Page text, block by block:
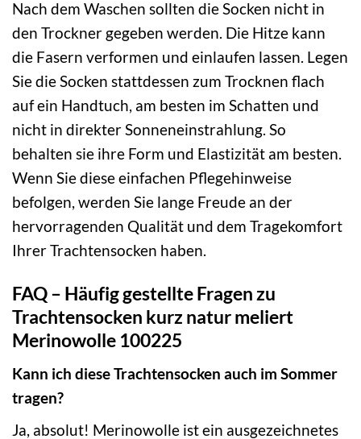
Nach dem Waschen sollten die Socken nicht in
den Trockner gegeben werden. Die Hitze kann
die Fasern verformen und einlaufen lassen. Legen
Sie die Socken stattdessen zum Trocknen flach
auf ein Handtuch, am besten im Schatten und
nicht in direkter Sonneneinstrahlung. So
behalten sie ihre Form und Elastizität am besten.
Wenn Sie diese einfachen Pflegehinweise
befolgen, werden Sie lange Freude an der
hervorragenden Qualität und dem Tragekomfort
Ihrer Trachtensocken haben.
FAQ – Häufig gestellte Fragen zu
Trachtensocken kurz natur meliert
Merinowolle 100225
Kann ich diese Trachtensocken auch im Sommer
tragen?
Ja, absolut! Merinowolle ist ein ausgezeichnetes